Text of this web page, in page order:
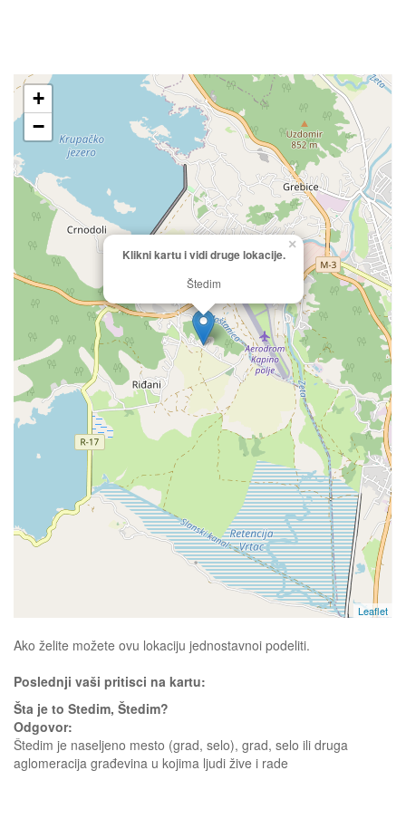
Klikni kartu i vidi druge lokacije.
Štedim
×
+
−
Leaflet
Ako želite možete ovu lokaciju jednostavnoi podeliti.
Poslednji vaši pritisci na kartu:
Šta je to Stedim, Štedim?
Odgovor:
Štedim je naseljeno mesto (grad, selo), grad, selo ili druga
aglomeracija građevina u kojima ljudi žive i rade